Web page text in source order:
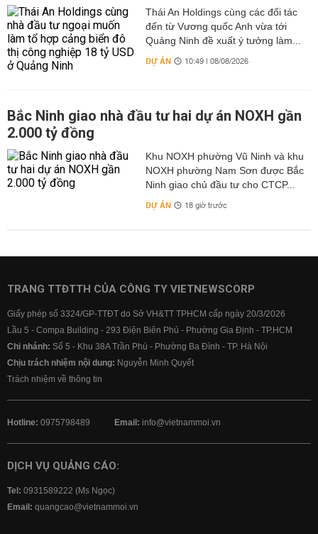
Thái An Holdings cùng các đối tác
đến từ Vương quốc Anh vừa tới
Quảng Ninh đề xuất ý tưởng làm...
DỰ ÁN 10:49 | 08/08/2026
Bắc Ninh giao nhà đầu tư hai dự án NOXH gần
2.000 tỷ đồng
Khu NOXH phường Vũ Ninh và khu
NOXH phường Nam Sơn được Bắc
Ninh giao chủ đầu tư cho CTCP...
DỰ ÁN 18 giờ trước
TRANG TTĐTTH CỦA CÔNG TY VIETNEWSCORP
Giấy phép số 3324/GP-TTĐT do Sở VH&TT TPHCM cấp ngày 20/3/2026
Lầu 5 - Compa Building - 293 Điện Biên Phủ - Phường Gia Định - TP.HCM
Chi nhánh: Số 5 - Khu 38A Trần Phú - Phường Ba Đình - TP. Hà Nội
Chịu trách nhiệm nội dung: Nguyễn Minh Quyết
Trách nhiệm về thông tin
Hotline: 0975798489 Email: info@vietnammoi.vn
DỊCH VỤ QUẢNG CÁO:
Tel: 0931589222 (Ms Ngọc)
Email: quangcao@vietnammoi.vn